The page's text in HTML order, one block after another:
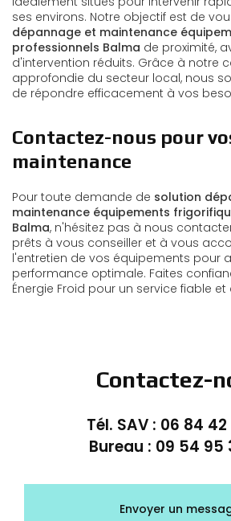
ses environs. Notre objectif est de
dépannage et maintenance
professionnels Balma de proximité,
d'intervention réduits. Grâce à notre
approfondie du secteur local, nous
de répondre efficacement à vos
Contactez-nous pour
maintenance
Pour toute demande de solution
maintenance équipements
Balma, n'hésitez pas à nous
prêts à vous conseiller et à vous
l'entretien de vos équipements pour
performance optimale. Faites
Énergie Froid pour un service fiable et
Contactez-
Tél. SAV : 06 84 42
Bureau : 09 54 95
Envoyer un